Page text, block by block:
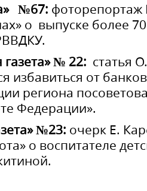
№67: фоторепортаж
о выпуске более
газета» № 22: статья
избавиться от
региона
Федерации».
№23: очерк Е.
о воспитателе